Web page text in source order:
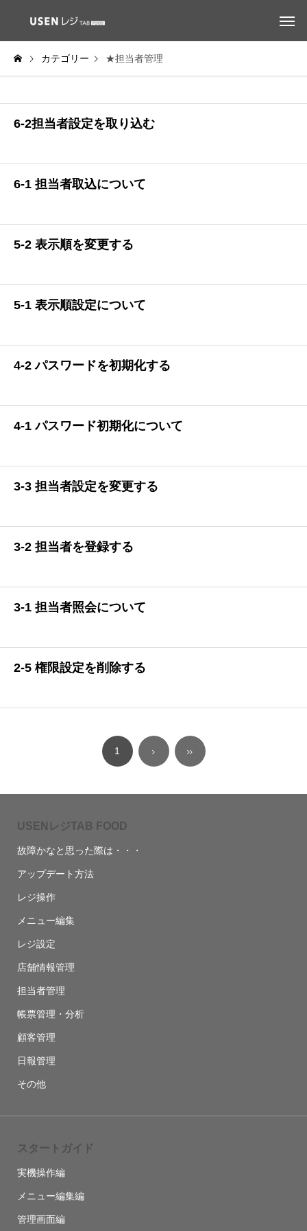
カテゴリー ★担当者管理
6-2担当者設定を取り込む
6-1 担当者取込について
5-2 表示順を変更する
5-1 表示順設定について
4-2 パスワードを初期化する
4-1 パスワード初期化について
3-3 担当者設定を変更する
3-2 担当者を登録する
3-1 担当者照会について
2-5 権限設定を削除する
1
USENレジTAB FOOD
故障かなと思った際は・・・
アップデート方法
レジ操作
メニュー編集
レジ設定
店舗情報管理
担当者管理
帳票管理・分析
顧客管理
日報管理
その他
スタートガイド
実機操作編
メニュー編集編
管理画面編